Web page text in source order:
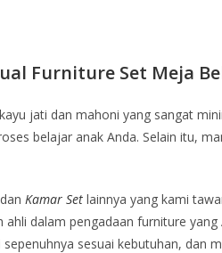
Furniture Set Meja
jati dan mahoni yang sangat
belajar anak Anda. Selain itu,
dan Kamar Set lainnya yang kami
dalam pengadaan furniture
sesuai kebutuhan, dan